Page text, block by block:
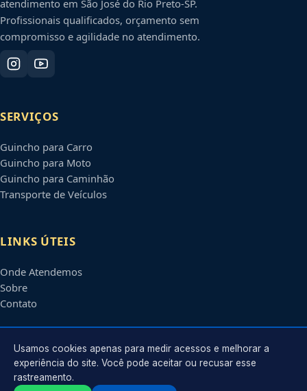
atendimento em São José do Rio Preto-SP.
Profissionais qualificados, orçamento sem
compromisso e agilidade no atendimento.
SERVIÇOS
Guincho para Carro
Guincho para Moto
Guincho para Caminhão
Transporte de Veículos
LINKS ÚTEIS
Onde Atendemos
Sobre
Contato
CONTATO
Atendimento em
Usamos cookies apenas para medir acessos e melhorar a
experiência do site. Você pode aceitar ou recusar esse
rastreamento.